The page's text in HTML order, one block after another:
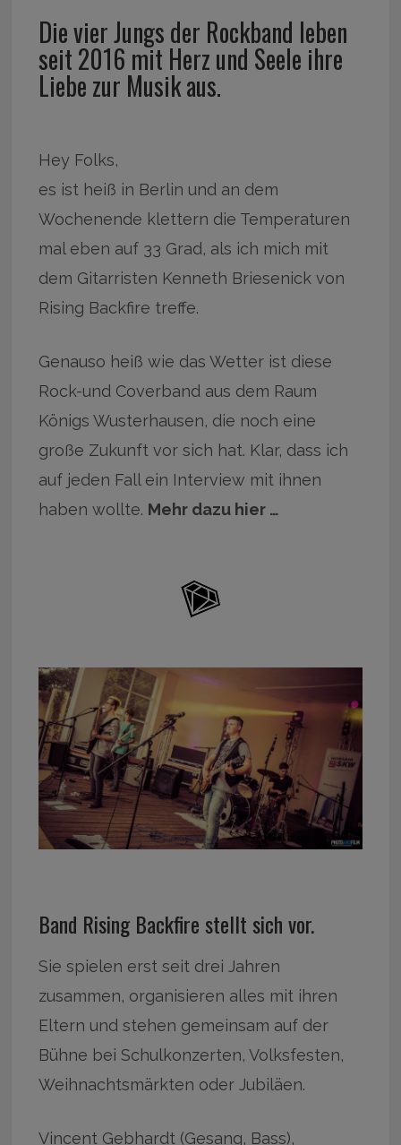
Die vier Jungs der Rockband leben
seit 2016 mit Herz und Seele ihre
Liebe zur Musik aus.
Hey Folks,
es ist heiß in Berlin und an dem
Wochenende klettern die Temperaturen
mal eben auf 33 Grad, als ich mich mit
dem Gitarristen Kenneth Briesenick von
Rising Backfire treffe.
Genauso heiß wie das Wetter ist diese
Rock-und Coverband aus dem Raum
Königs Wusterhausen, die noch eine
große Zukunft vor sich hat. Klar, dass ich
auf jeden Fall ein Interview mit ihnen
haben wollte. Mehr dazu hier …
Band Rising Backfire stellt sich vor.
Sie spielen erst seit drei Jahren
zusammen, organisieren alles mit ihren
Eltern und stehen gemeinsam auf der
Bühne bei Schulkonzerten, Volksfesten,
Weihnachtsmärkten oder Jubiläen.
Vincent Gebhardt (Gesang, Bass),